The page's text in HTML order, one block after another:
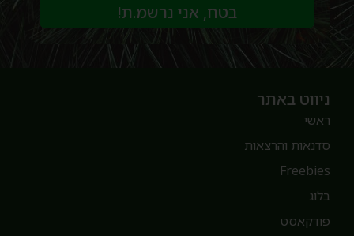
בטח, אני נרשמ.ת!
ניווט באתר
ראשי
סדנאות והרצאות
Freebies
פודקאסט